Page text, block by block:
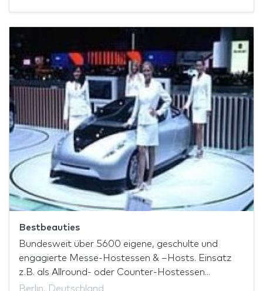
Bestbeauties
Bundesweit über 5600 eigene, geschulte und
engagierte Messe-Hostessen & –Hosts. Einsatz
z.B. als Allround- oder Counter-Hostessen...
Berlin, Deutschland